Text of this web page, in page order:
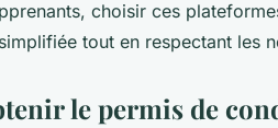
choisir ces
tout en respectant les
le permis de